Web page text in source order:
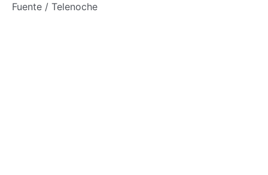
Fuente / Telenoche